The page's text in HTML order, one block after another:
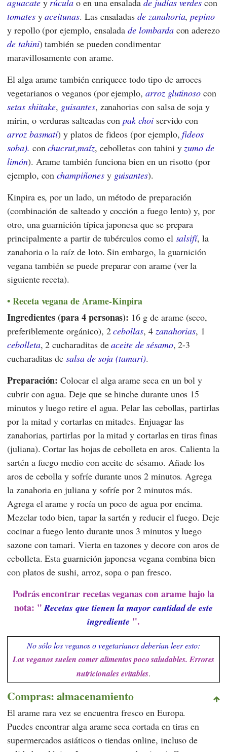
aguacatey rúcula o en una ensaladade judías verdes con
tomatesyaceitunas. Las ensaladasde zanahoria,pepino
y repollo (por ejemplo, ensaladade lombardacon aderezo
de tahini) también se pueden condimentar
maravillosamente con arame.
El alga arame también enriquece todo tipo de arroces
vegetarianos o veganos (por ejemplo,arroz glutinoso con
setas shiitake, guisantes, zanahorias con salsa de soja y
mirin, o verduras salteadas conpak choiservido con
arroz basmati) y platos de fideos (por ejemplo,fideos
soba). conchucrut,maíz, cebolletas con tahini yzumo de
limón). Arame también funciona bien en un risotto (por
ejemplo, conchampiñonesy guisantes).
Kinpira es, por un lado, un método de preparación
(combinación de salteado y cocción a fuego lento) y, por
otro, una guarnición típica japonesa que se prepara
principalmente a partir de tubérculos como el salsifí, la
zanahoria o la raíz de loto. Sin embargo, la guarnición
vegana también se puede preparar con arame (ver la
siguiente receta).
Receta vegana de Arame-Kinpira
Ingredientes (para 4 personas): 16 g de arame (seco,
preferiblemente orgánico), 2cebollas, 4 zanahorias, 1
cebolleta, 2 cucharaditas deaceite de sésamo, 2-3
cucharaditas desalsa de soja (tamari).
Preparación: Colocar el alga arame seca en un bol y
cubrir con agua. Deje que se hinche durante unos 15
minutos y luego retire el agua. Pelar las cebollas, partirlas
por la mitad y cortarlas en mitades. Enjuagar las
zanahorias, partirlas por la mitad y cortarlas en tiras finas
(juliana). Cortar las hojas de cebolleta en aros. Calienta la
sartén a fuego medio con aceite de sésamo. Añade los
aros de cebolla y sofríe durante unos 2 minutos. Agrega
la zanahoria en juliana y sofríe por 2 minutos más.
Agrega el arame y rocía un poco de agua por encima.
Mezclar todo bien, tapar la sartén y reducir el fuego. Deje
cocinar a fuego lento durante unos 3 minutos y luego
sazone con tamari. Vierta en tazones y decore con aros de
cebolleta. Esta guarnición japonesa vegana combina bien
con platos de sushi, arroz, sopa o pan fresco.
Podrás encontrar recetas veganas con arame bajo la
nota: "Recetas que tienen la mayor cantidad de este
ingrediente ".
No sólo los veganos o vegetarianos deberían leer esto:
Los veganos suelen comer alimentos poco saludables. Errores
nutricionales evitables.
Compras: almacenamiento
El arame rara vez se encuentra fresco en Europa.
Puedes encontrar alga arame seca cortada en tiras en
supermercados asiáticos o tiendas online, incluso de